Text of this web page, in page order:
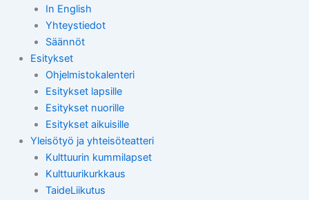
In English
Yhteystiedot
Säännöt
Esitykset
Ohjelmistokalenteri
Esitykset lapsille
Esitykset nuorille
Esitykset aikuisille
Yleisötyö ja yhteisöteatteri
Kulttuurin kummilapset
Kulttuurikurkkaus
TaideLiikutus